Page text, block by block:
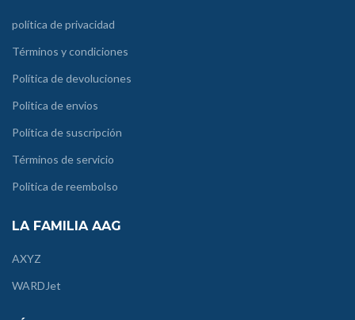
política de privacidad
Términos y condiciones
Política de devoluciones
Politica de envios
Política de suscripción
Términos de servicio
Politica de reembolso
LA FAMILIA AAG
AXYZ
WARDJet